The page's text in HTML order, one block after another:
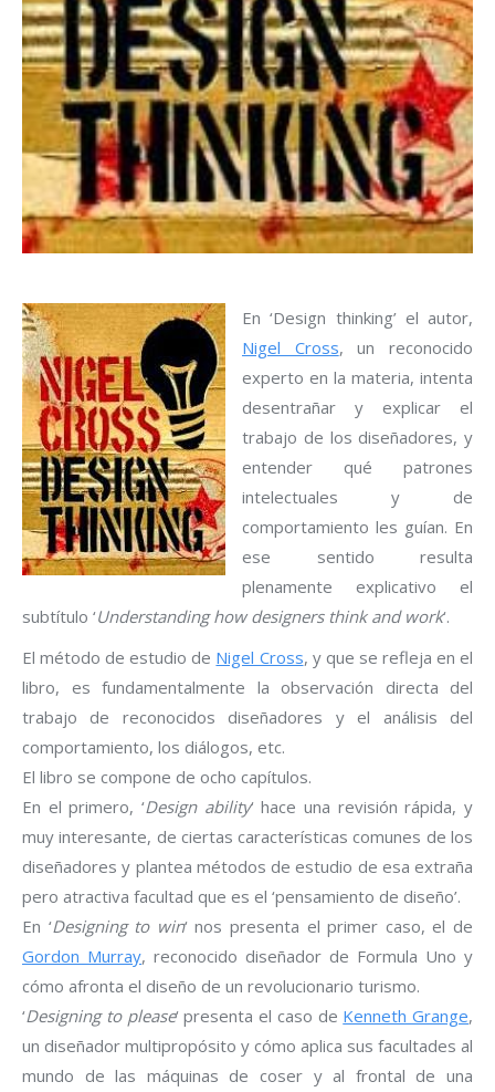
En ‘Design thinking’ el autor,
Nigel Cross, un reconocido
experto en la materia, intenta
desentrañar y explicar el
trabajo de los diseñadores, y
entender qué patrones
intelectuales y de
comportamiento les guían. En
ese sentido resulta
plenamente explicativo el
subtítulo ‘Understanding how designers think and work‘.
El método de estudio de Nigel Cross, y que se refleja en el
libro, es fundamentalmente la observación directa del
trabajo de reconocidos diseñadores y el análisis del
comportamiento, los diálogos, etc.
El libro se compone de ocho capítulos.
En el primero, ‘Design ability‘ hace una revisión rápida, y
muy interesante, de ciertas características comunes de los
diseñadores y plantea métodos de estudio de esa extraña
pero atractiva facultad que es el ‘pensamiento de diseño’.
En ‘Designing to win‘ nos presenta el primer caso, el de
Gordon Murray, reconocido diseñador de Formula Uno y
cómo afronta el diseño de un revolucionario turismo.
‘Designing to please‘ presenta el caso de Kenneth Grange,
un diseñador multipropósito y cómo aplica sus facultades al
mundo de las máquinas de coser y al frontal de una